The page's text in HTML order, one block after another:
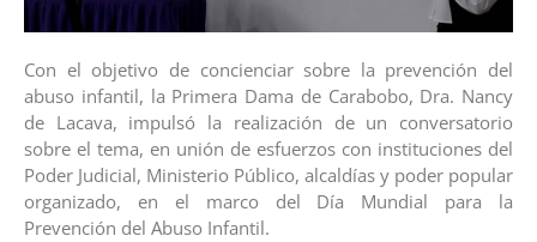
Con el objetivo de concienciar sobre la prevención del
abuso infantil, la Primera Dama de Carabobo, Dra. Nancy
de Lacava, impulsó la realización de un conversatorio
sobre el tema, en unión de esfuerzos con instituciones del
Poder Judicial, Ministerio Público, alcaldías y poder popular
organizado, en el marco del Día Mundial para la
Prevención del Abuso Infantil.